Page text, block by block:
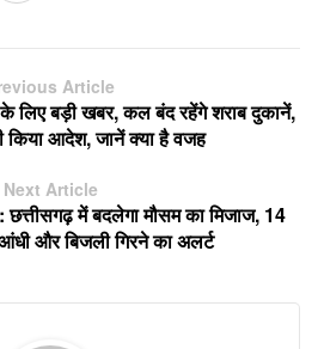
Article
लिए बड़ी खबर, कल बंद रहेंगे शराब दुकानें,
किया आदेश, जानें क्या है वजह
Next Article
में बदलेगा मौसम का मिजाज, 14
और बिजली गिरने का अलर्ट